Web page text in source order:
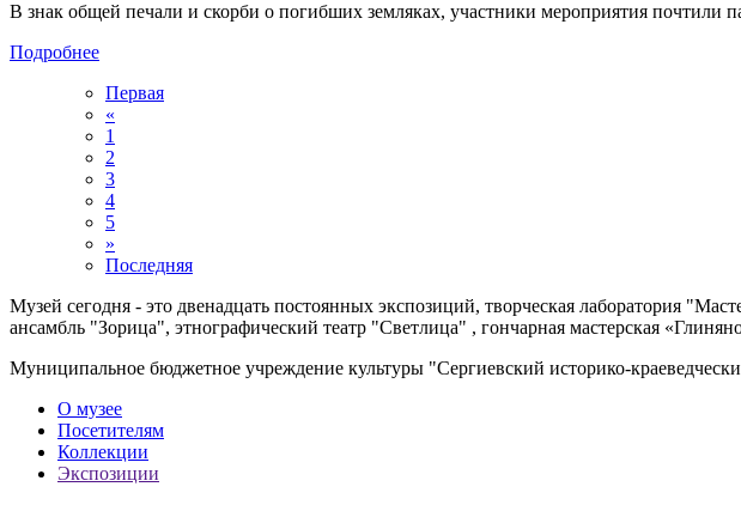
В знак общей печали и скорби о погибших земляках, участники мероприятия
Подробнее
Первая
«
1
2
3
4
5
»
Последняя
Музей сегодня - это двенадцать постоянных экспозиций, творческая лаборатория
ансамбль "Зорица", этнографический театр "Светлица" , гончарная мастерская
Муниципальное бюджетное учреждение культуры "Сергиевский историко-
О музее
Посетителям
Коллекции
Экспозиции